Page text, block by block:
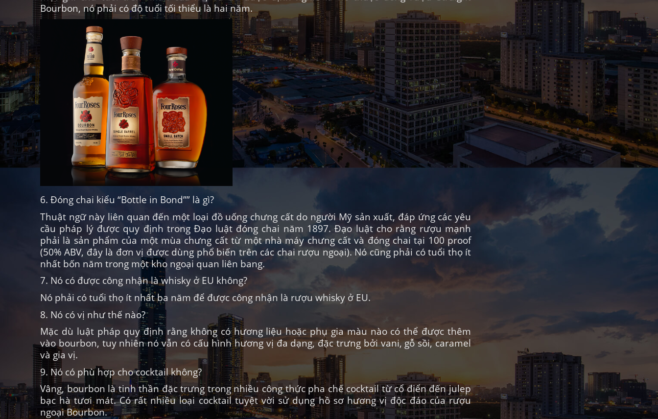
Bourbon, nó phải có độ tuổi tối thiểu là hai năm.
6. Đóng chai kiểu “Bottle in Bond”” là gì?
Thuật ngữ này liên quan đến một loại đồ uống chưng cất do người Mỹ sản xuất, đáp ứng các yêu
cầu pháp lý được quy định trong Đạo luật đóng chai năm 1897. Đạo luật cho rằng rượu mạnh
phải là sản phẩm của một mùa chưng cất từ ​​một nhà máy chưng cất và đóng chai tại 100 proof
(50% ABV, đây là đơn vị được dùng phổ biến trên các chai rượu ngoại). Nó cũng phải có tuổi thọ ít
nhất bốn năm trong một kho ngoại quan liên bang.
7. Nó có được công nhận là whisky ở EU không?
Nó phải có tuổi thọ ít nhất ba năm để được công nhận là rượu whisky ở EU.
8. Nó có vị như thế nào?
Mặc dù luật pháp quy định rằng không có hương liệu hoặc phụ gia màu nào có thể được thêm
vào bourbon, tuy nhiên nó vẫn có cấu hình hương vị đa dạng, đặc trưng bởi vani, gỗ sồi, caramel
và gia vị.
9. Nó có phù hợp cho cocktail không?
Vâng, bourbon là tinh thần đặc trưng trong nhiều công thức pha chế cocktail từ cổ điển đến julep
bạc hà tươi mát. Có rất nhiều loại cocktail tuyệt vời sử dụng hồ sơ hương vị độc đáo của rượu
ngoại Bourbon.